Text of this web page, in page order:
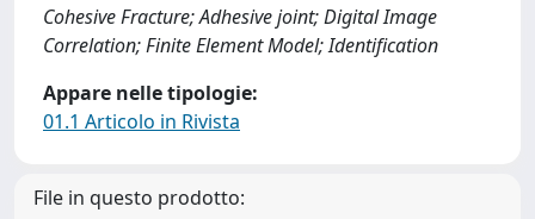
Cohesive Fracture; Adhesive joint; Digital Image
Correlation; Finite Element Model; Identification
Appare nelle tipologie:
01.1 Articolo in Rivista
File in questo prodotto: